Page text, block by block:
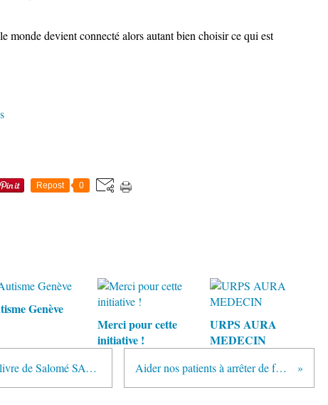
monde devient connecté alors autant bien choisir ce qui est
Repost 0
Genève
Merci pour cette
initiative !
URPS AURA
MEDECIN
Sois Jeune et Tais toi ! livre de Salomé SAQUE Aider nos patients à arrêter de fumer